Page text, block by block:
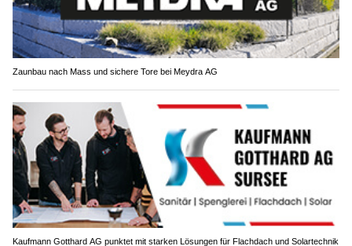
Zaunbau nach Mass und sichere Tore bei Meydra AG
Kaufmann Gotthard AG punktet mit starken Lösungen für Flachdach und Solartechnik